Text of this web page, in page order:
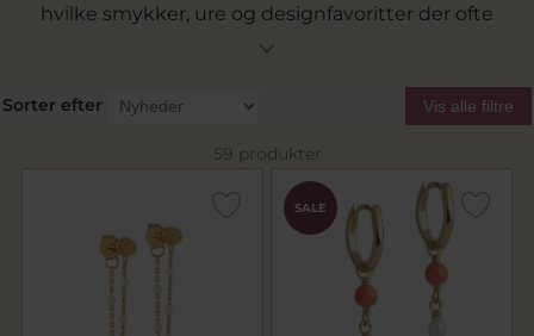
hvilke smykker, ure og designfavoritter der ofte
bliver ønsket på Ønskeskyen. Hos Pind J.
produkter, der passer perfekt til både store og
små anledninger. Find vores Ønskeskyher
Sorter efter Vis alle filtre
59 produkter
SALE